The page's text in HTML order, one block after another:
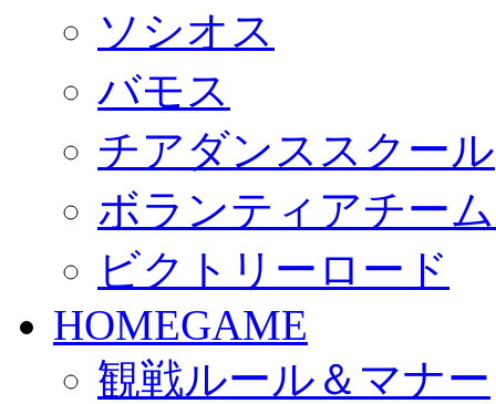
ソシオス
バモス
チアダンススクール
ボランティアチー
ビクトリーロード
HOMEGAME
観戦ルール＆マナー